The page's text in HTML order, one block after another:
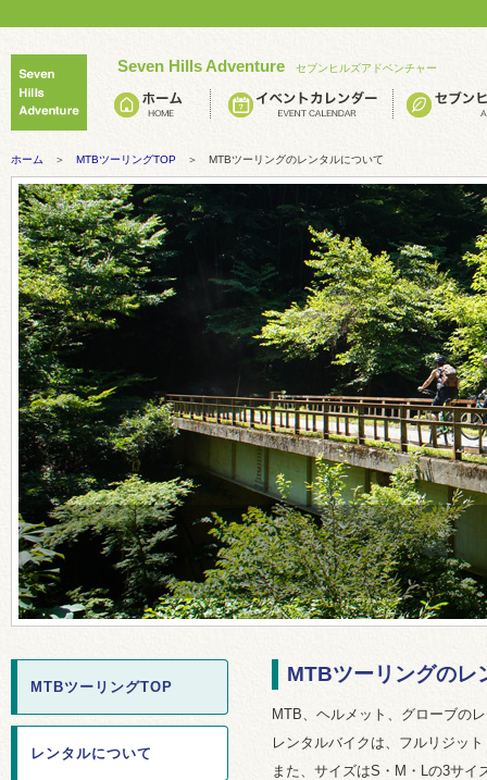
Seven Hills Adventure セブンヒルズアドベンチャー
ホーム ＞ MTBツーリングTOP ＞ MTBツーリングのレンタルについて
MTBツーリングTOP
レンタルについて
MTBツーリングのレ
MTB、ヘルメット、グローブの
レンタルバイクは、フルリジッ
また、サイズはS・M・Lの3サイ